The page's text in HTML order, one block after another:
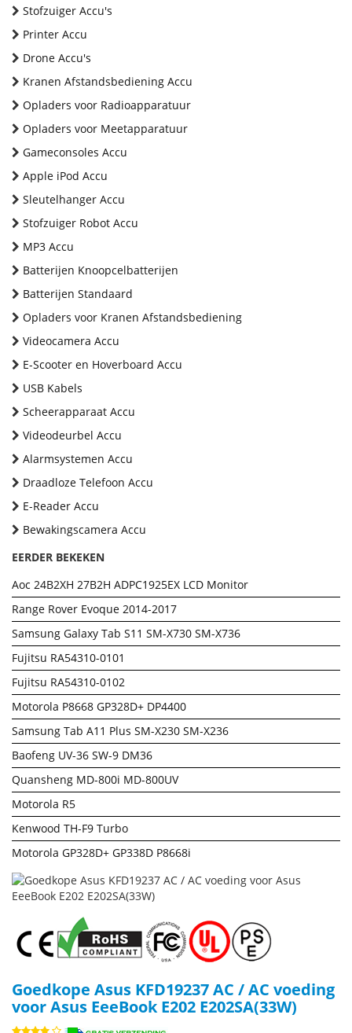
Stofzuiger Accu's
Printer Accu
Drone Accu's
Kranen Afstandsbediening Accu
Opladers voor Radioapparatuur
Opladers voor Meetapparatuur
Gameconsoles Accu
Apple iPod Accu
Sleutelhanger Accu
Stofzuiger Robot Accu
MP3 Accu
Batterijen Knoopcelbatterijen
Batterijen Standaard
Opladers voor Kranen Afstandsbediening
Videocamera Accu
E-Scooter en Hoverboard Accu
USB Kabels
Scheerapparaat Accu
Videodeurbel Accu
Alarmsystemen Accu
Draadloze Telefoon Accu
E-Reader Accu
Bewakingscamera Accu
EERDER BEKEKEN
Aoc 24B2XH 27B2H ADPC1925EX LCD Monitor
Range Rover Evoque 2014-2017
Samsung Galaxy Tab S11 SM-X730 SM-X736
Fujitsu RA54310-0101
Fujitsu RA54310-0102
Motorola P8668 GP328D+ DP4400
Samsung Tab A11 Plus SM-X230 SM-X236
Baofeng UV-36 SW-9 DM36
Quansheng MD-800i MD-800UV
Motorola R5
Kenwood TH-F9 Turbo
Motorola GP328D+ GP338D P8668i
Goedkope Asus KFD19237 AC / AC voeding
voor Asus EeeBook E202 E202SA(33W)